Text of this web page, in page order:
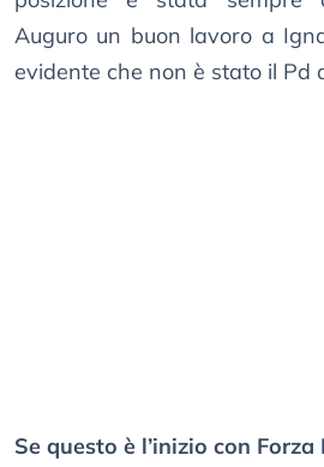
Auguro un buon lavoro a
evidente che non è stato il Pd
Se questo è l’inizio con